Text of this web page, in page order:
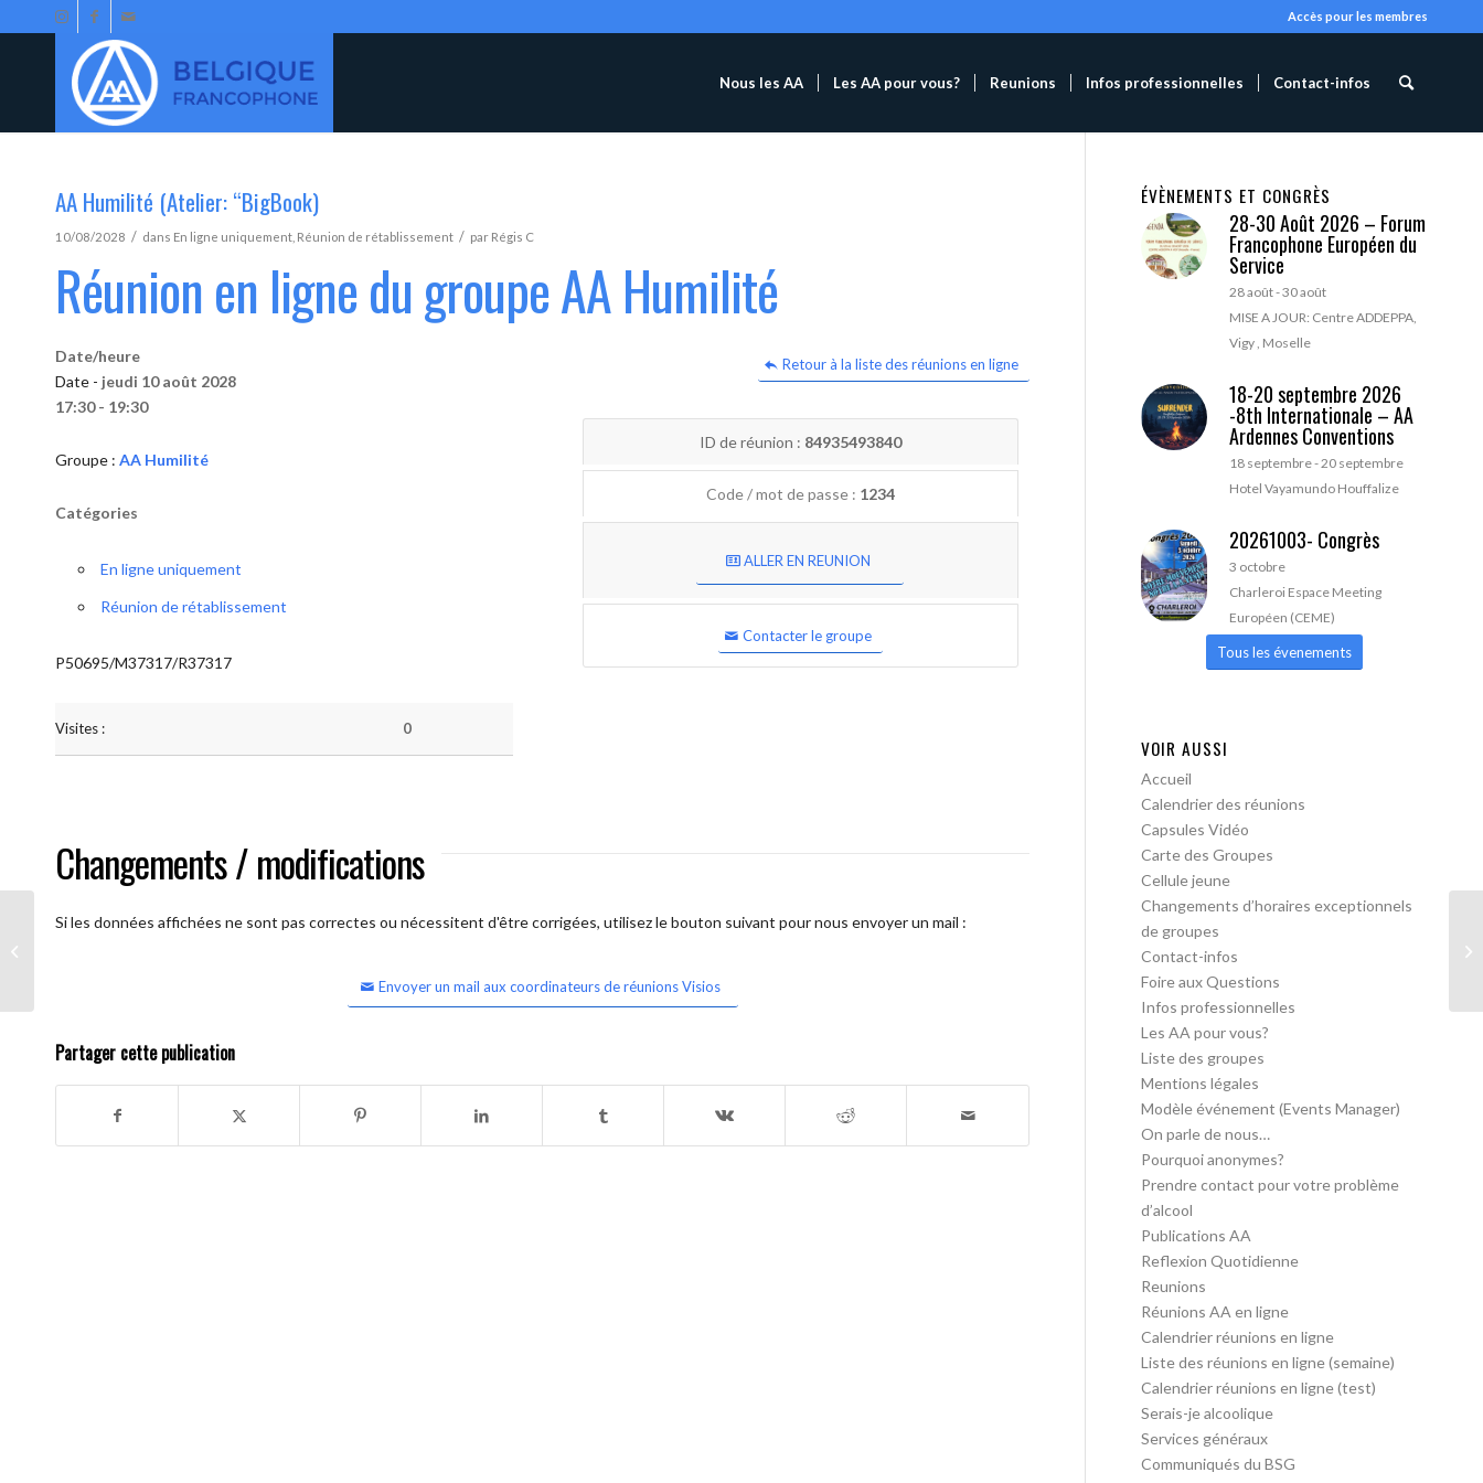
Accès pour les membres
Nous les AA Les AA pour vous? Reunions Infos professionnelles Contact-infos
AA Humilité (Atelier: “BigBook)
10/08/2028 / dans En ligne uniquement Réunion de rétablissement / par Régis C
Réunion en ligne du groupe AA Humilité
Retour à la liste des réunions en ligne
Date/heure
Date - jeudi 10 août 2028
17:30 - 19:30
Groupe : AA Humilité
Catégories
En ligne uniquement
Réunion de rétablissement
P50695/M37317/R37317
Visites : 0
ID de réunion : 84935493840
Code / mot de passe : 1234
ALLER EN REUNION
Contacter le groupe
Changements / modifications
Si les données affichées ne sont pas correctes ou nécessitent d'être corrigées, utilisez le bouton suivant pour nous envoyer un mail :
Envoyer un mail aux coordinateurs de réunions Visios
Partager cette publication
ÉVÈNEMENTS ET CONGRÈS
28-30 Août 2026 – Forum
Francophone Européen du
Service
28 août-30 août
MISE A JOUR: Centre ADDEPPA,
Vigy , Moselle
18-20 septembre 2026
-8th Internationale – AA
Ardennes Conventions
18 septembre-20 septembre
Hotel Vayamundo Houffalize
20261003- Congrès
3 octobre
Charleroi Espace Meeting
Européen (CEME)
Tous les évenements
VOIR AUSSI
Accueil
Calendrier des réunions
Capsules Vidéo
Carte des Groupes
Cellule jeune
Changements d’horaires exceptionnels
de groupes
Contact-infos
Foire aux Questions
Infos professionnelles
Les AA pour vous?
Liste des groupes
Mentions légales
Modèle événement (Events Manager)
On parle de nous…
Pourquoi anonymes?
Prendre contact pour votre problème
d’alcool
Publications AA
Reflexion Quotidienne
Reunions
Réunions AA en ligne
Calendrier réunions en ligne
Liste des réunions en ligne (semaine)
Calendrier réunions en ligne (test)
Serais-je alcoolique
Services généraux
Communiqués du BSG